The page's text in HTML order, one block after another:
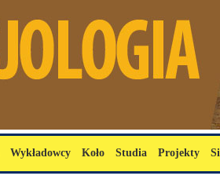
Wykładowcy Koło Studia Projekty